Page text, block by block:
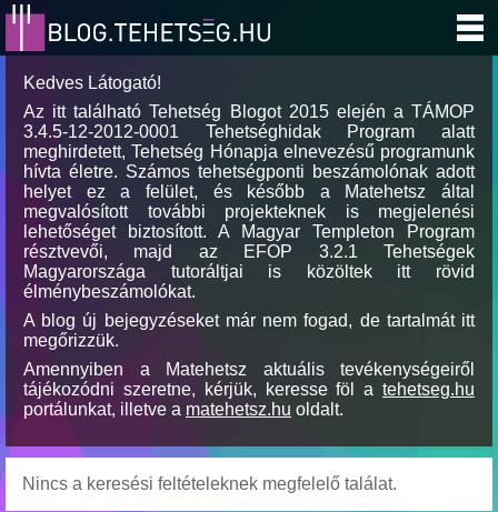
Kedves Látogató!
Az itt található Tehetség Blogot 2015 elején a TÁMOP
3.4.5-12-2012-0001 Tehetséghidak Program alatt
meghirdetett, Tehetség Hónapja elnevezésű programunk
hívta életre. Számos tehetségponti beszámolónak adott
helyet ez a felület, és később a Matehetsz által
megvalósított további projekteknek is megjelenési
lehetőséget biztosított. A Magyar Templeton Program
résztvevői, majd az EFOP 3.2.1 Tehetségek
Magyarországa tutoráltjai is közöltek itt rövid
élménybeszámolókat.
A blog új bejegyzéseket már nem fogad, de tartalmát itt
megőrizzük.
Amennyiben a Matehetsz aktuális tevékenységeiről
tájékozódni szeretne, kérjük, keresse föl a tehetseg.hu
portálunkat, illetve a matehetsz.hu oldalt.
Nincs a keresési feltételeknek megfelelő találat.